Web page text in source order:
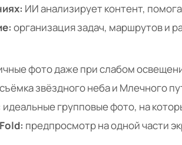
ИИ анализирует контент,
организация задач, маршрутов и
фото даже при слабом
съёмка звёздного неба и Млечного
идеальные групповые фото, на
предпросмотр на одной части